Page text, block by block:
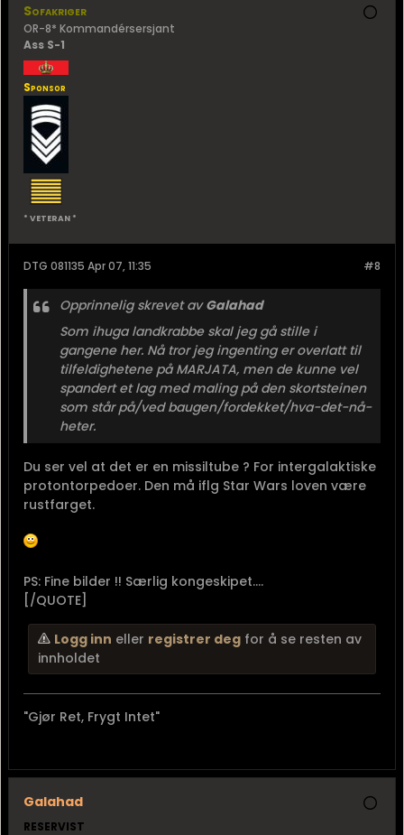
Sofakriger
OR-8* Kommandérsersjant
Ass S-1
Sponsor
* VETERAN *
#8
DTG 081135 Apr 07, 11:35
Opprinnelig skrevet avGalahad
Som ihuga landkrabbe skal jeg gå stille i
gangene her. Nå tror jeg ingenting er overlatt til
tilfeldighetene på MARJATA, men de kunne vel
spandert et lag med maling på den skortsteinen
som står på/ved baugen/fordekket/hva-det-nå-
heter.
Du ser vel at det er en missiltube ? For intergalaktiske
protontorpedoer. Den må iflg Star Wars loven være
rustfarget.
PS: Fine bilder !! Særlig kongeskipet....
[/QUOTE]
Logg inn eller registrer deg for å se resten av
innholdet
"Gjør Ret, Frygt Intet"
Galahad
RESERVIST